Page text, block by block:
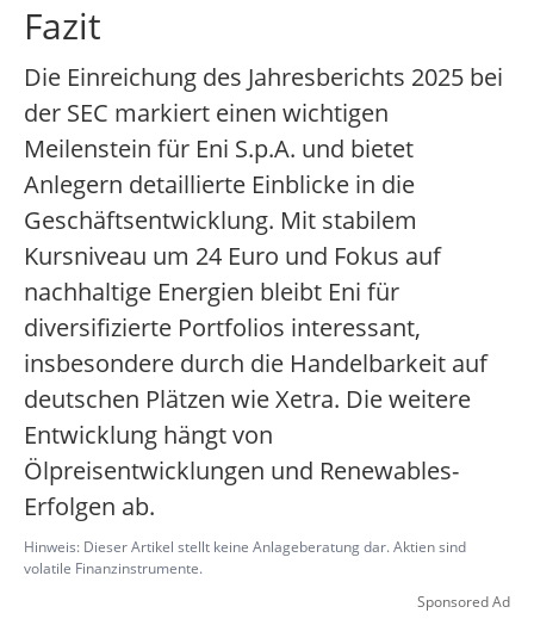
Fazit
Die Einreichung des Jahresberichts 2025 bei
der SEC markiert einen wichtigen
Meilenstein für Eni S.p.A. und bietet
Anlegern detaillierte Einblicke in die
Geschäftsentwicklung. Mit stabilem
Kursniveau um 24 Euro und Fokus auf
nachhaltige Energien bleibt Eni für
diversifizierte Portfolios interessant,
insbesondere durch die Handelbarkeit auf
deutschen Plätzen wie Xetra. Die weitere
Entwicklung hängt von
Ölpreisentwicklungen und Renewables-
Erfolgen ab.
Hinweis: Dieser Artikel stellt keine Anlageberatung dar. Aktien sind
volatile Finanzinstrumente.
Sponsored Ad